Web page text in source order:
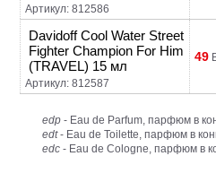
Артикул: 812586
Davidoff Cool Water Street
Fighter Champion For Him
(TRAVEL) 15 мл
Артикул: 812587
49
edp - Eau de Parfum, парфюм в
edt- Eau de Toilette, парфюм в
edc - Eau de Cologne, парфюм в